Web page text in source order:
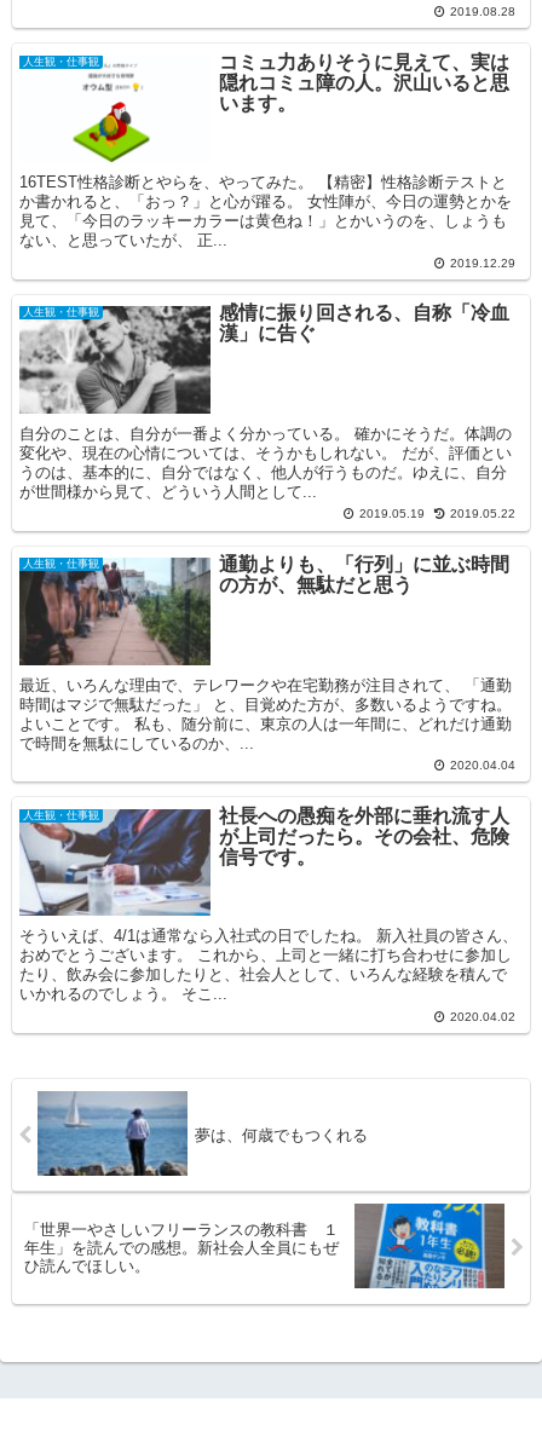
2019.08.28
人生観・仕事観
コミュ力ありそうに見えて、実は
隠れコミュ障の人。沢山いると思
います。
16TEST性格診断とやらを、やってみた。 【精密】性格診断テストと
か書かれると、「おっ？」と心が躍る。 女性陣が、今日の運勢とかを
見て、「今日のラッキーカラーは黄色ね！」とかいうのを、しょうも
ない、と思っていたが、 正...
2019.12.29
人生観・仕事観
感情に振り回される、自称「冷血
漢」に告ぐ
自分のことは、自分が一番よく分かっている。 確かにそうだ。体調の
変化や、現在の心情については、そうかもしれない。 だが、評価とい
うのは、基本的に、自分ではなく、他人が行うものだ。ゆえに、自分
が世間様から見て、どういう人間として...
2019.05.19 2019.05.22
人生観・仕事観
通勤よりも、「行列」に並ぶ時間
の方が、無駄だと思う
最近、いろんな理由で、テレワークや在宅勤務が注目されて、 「通勤
時間はマジで無駄だった」 と、目覚めた方が、多数いるようですね。
よいことです。 私も、随分前に、東京の人は一年間に、どれだけ通勤
で時間を無駄にしているのか、...
2020.04.04
人生観・仕事観
社長への愚痴を外部に垂れ流す人
が上司だったら。その会社、危険
信号です。
そういえば、4/1は通常なら入社式の日でしたね。 新入社員の皆さん、
おめでとうございます。 これから、上司と一緒に打ち合わせに参加し
たり、飲み会に参加したりと、社会人として、いろんな経験を積んで
いかれるのでしょう。 そこ...
2020.04.02
夢は、何歳でもつくれる
「世界一やさしいフリーランスの教科書 １
年生」を読んでの感想。新社会人全員にもぜ
ひ読んでほしい。